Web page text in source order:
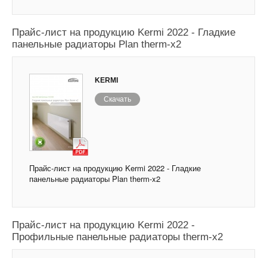
Прайс-лист на продукцию Kermi 2022 - Гладкие
панельные радиаторы Plan therm-x2
KERMI
Скачать
Прайс-лист на продукцию Kermi 2022 - Гладкие
панельные радиаторы Plan therm-x2
Прайс-лист на продукцию Kermi 2022 -
Профильные панельные радиаторы therm-x2